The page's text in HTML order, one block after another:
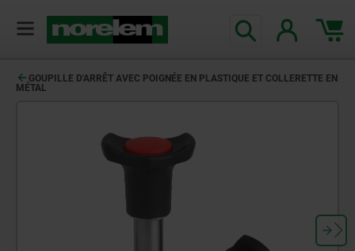
GOUPILLE D'ARRÊT AVEC POIGNÉE EN PLASTIQUE ET COLLERETTE EN
MÉTAL